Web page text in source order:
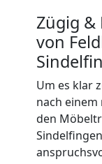
Zügig &
von
Um es klar
nach
den
Umzug